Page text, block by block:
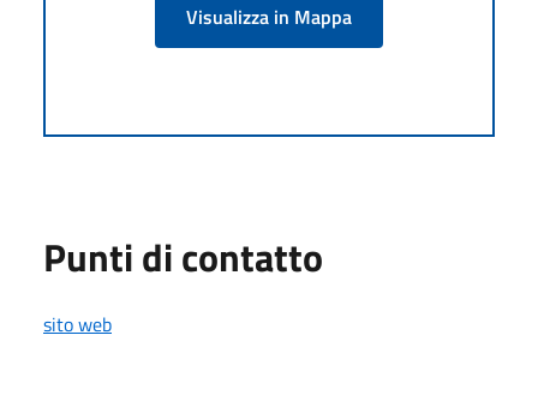
Visualizza in Mappa
Punti di contatto
sito web